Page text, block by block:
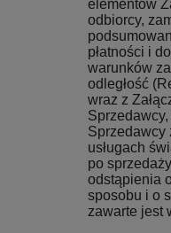
elementów
odbiorcy,
płatności i
warunków
odległość
wraz z
Sprzedawcy
usługach
po
odstąpienia
sposobu i o
zawarte jest